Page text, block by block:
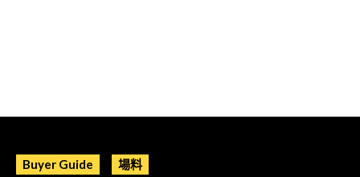
Buyer Guide 場料